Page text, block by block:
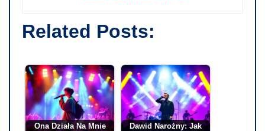
Related Posts:
Ona Działa Na Mnie
Dawid Narożny: Jak